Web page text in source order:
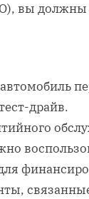
вы
драйв.